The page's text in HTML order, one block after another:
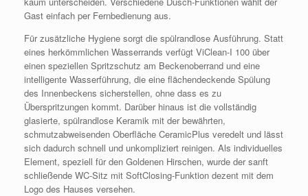
Gast einfach per Fernbedienung aus.
Für zusätzliche Hygiene sorgt die spülrandlose Ausführung. Statt
eines herkömmlichen Wasserrands verfügt ViClean-I 100 über
einen speziellen Spritzschutz am Beckenoberrand und eine
intelligente Wasserführung, die eine flächendeckende Spülung
des Innenbeckens sicherstellen, ohne dass es zu
Überspritzungen kommt. Darüber hinaus ist die vollständig
glasierte, spülrandlose Keramik mit der bewährten,
schmutzabweisenden Oberfläche CeramicPlus veredelt und lässt
sich dadurch schnell und unkompliziert reinigen. Als individuelles
Element, speziell für den Goldenen Hirschen, wurde der sanft
schließende WC-Sitz mit SoftClosing-Funktion dezent mit dem
Logo des Hauses versehen.